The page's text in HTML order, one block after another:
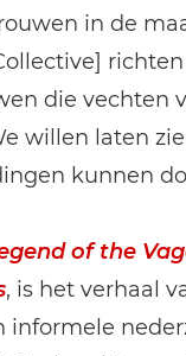
in de
die vechten
willen laten
kunnen
of the
, is het verhaal
informele